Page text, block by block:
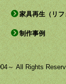
家具再生（リフ
制作事例
～ All Rights